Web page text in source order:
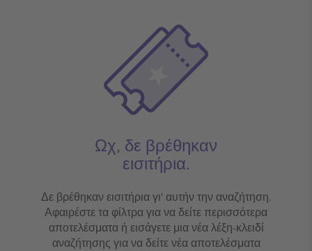
Ωχ, δε βρέθηκαν
εισιτήρια.
Δε βρέθηκαν εισιτήρια γι' αυτήν την αναζήτηση.
Αφαιρέστε τα φίλτρα για να δείτε περισσότερα
αποτελέσματα ή εισάγετε μια νέα λέξη-κλειδί
αναζήτησης για να δείτε νέα αποτελέσματα